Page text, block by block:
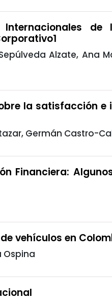
de
Alzate, Ana
la satisfacción e
Germán Castro-
Financiera:
vehículos en
Ospina